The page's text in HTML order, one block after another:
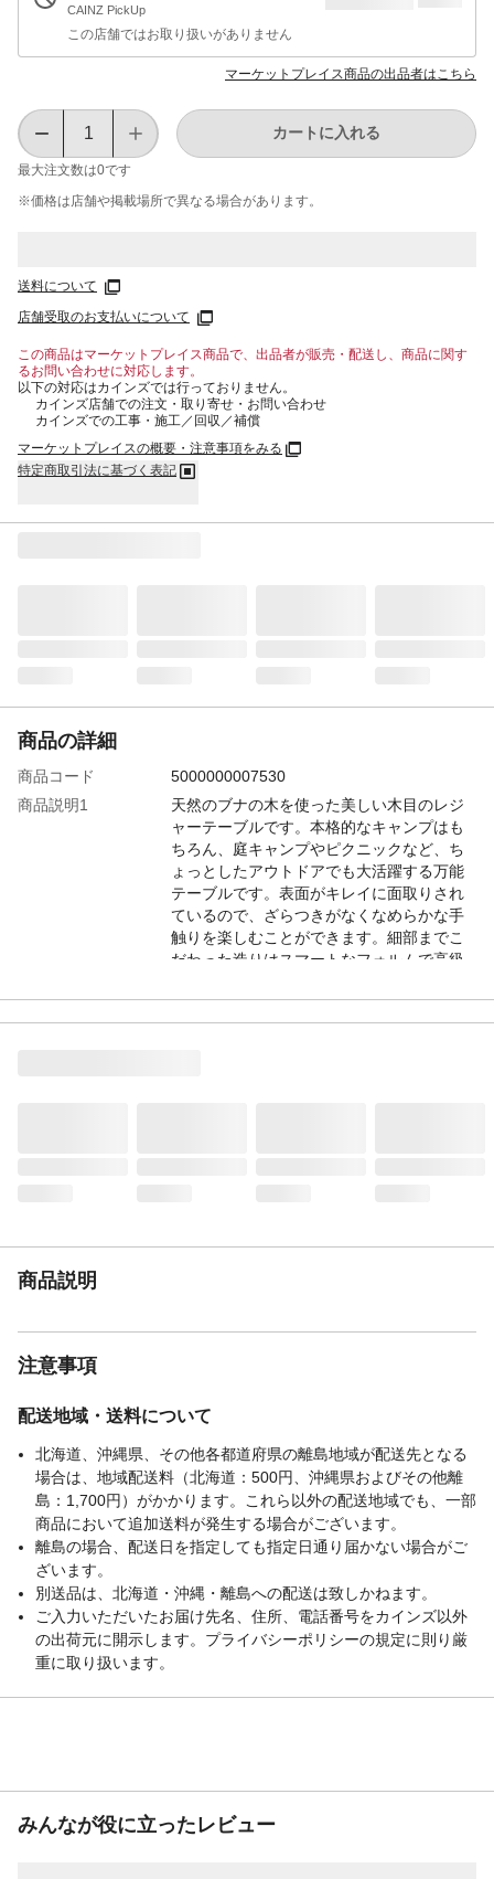
CAINZ PickUp
この店舗ではお取り扱いがありません
マーケットプレイス商品の出品者はこちら
最大注文数は0です
カートに入れる
※価格は​店舗や​掲載場所で​異なる​場合が​あります。
送料について
店舗受取のお支払いについて
この商品はマーケットプレイス商品で、出品者が販売・配送し、商品に関す
るお問い合わせに対応します。
以下の対応はカインズでは行っておりません。
カインズ店舗での注文・取り寄せ・お問い合わせ
カインズでの工事・施工／回収／補償
マーケットプレイスの概要・注意事項をみる
特定商取引法に基づく表記
商品の詳細
商品コード
5000000007530
商品説明1
天然のブナの木を使った美しい木目のレジ
ャーテーブルです。本格的なキャンプはも
ちろん、庭キャンプやピクニックなど、ち
ょっとしたアウトドアでも大活躍する万能
テーブルです。表面がキレイに面取りされ
ているので、ざらつきがなくなめらかな手
触りを楽しむことができます。細部までこ
だわった造りはスマートなフォルムで高級
板までの高さをロースタイルに設定するこ
とで、長時間座っていても疲れにくく、ゆ
仕様
90cm×23cm×12cm■重量（約） 7.4kg■材質
天然木（ブナ材）他■耐荷重 10kg■付属品
テーブル本体 / キャップ / 収納バッグ / 取扱
説明書(日本語)
メーカーサポートに
ついて
本製品にメーカー保証はございません。
【注意事項1】
の性質上、天板や脚フレームに木目のム
ラ、小さな傷、欠け、ささくれ（バリ）、
小さな亀裂などが見られる場合がございま
商品説明
注意事項
配送地域・送料について
北海道、沖縄県、その他各都道府県の離島地域が配送先となる
場合は、地域配送料（北海道：500円、沖縄県およびその他離
島：1,700円）がかかります。これら以外の配送地域でも、一部
商品において追加送料が発生する場合がございます。
離島の場合、配送日を指定しても指定日通り届かない場合がご
ざいます。
別送品は、北海道・沖縄・離島への配送は致しかねます。
ご入力いただいたお届け先名、住所、電話番号をカインズ以外
の出荷元に開示します。プライバシーポリシーの規定に則り厳
重に取り扱います。
みんなが役に立ったレビュー